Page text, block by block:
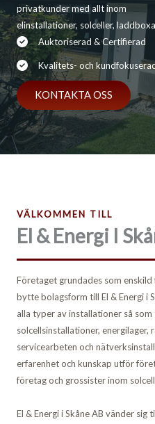
privatkunder med allt inom
elinstallationer, solceller,
Auktoriserad & Certifierad
Kvalitets- och
KONTAKTA OSS
VÄLKOMMEN TILL
El & Energi I
Företaget grundades som
bytte bolagsform till El & Energi i
alla typer av installationer så
solcellsinstallationer, energilager,
servicearbeten och
erfarenhet och kunskap utför
företag och grossister inom
El & Energi i Skåne AB vänder